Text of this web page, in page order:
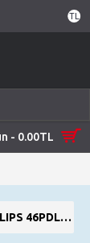
TL
- 0.00TL
REV:00 ,
FSP163-4FS02 , 2722 171 90779 , REV:00 , PHILIPS 46PDL8908S/12 , POWER BOARD